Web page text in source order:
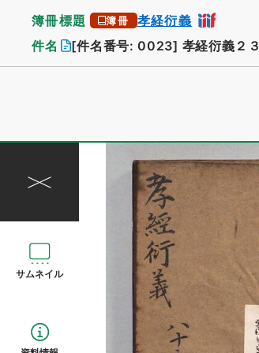
簿冊標題 簿冊 孝経衍義
件名 [件名番号: 0023] 孝経衍義２３
サムネイル